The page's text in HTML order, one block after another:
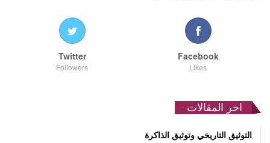
Facebook
Likes
Twitter
Followers
اخر المقالات
التوثيق التاريخي وتوثيق الذاكرة